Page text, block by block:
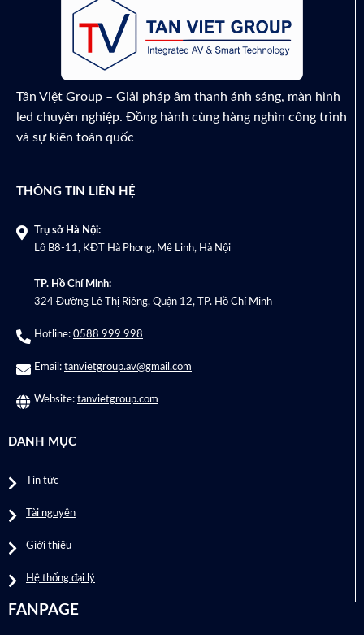
Tân Việt Group – Giải pháp âm thanh ánh sáng, màn hình
led chuyên nghiệp. Đồng hành cùng hàng nghìn công trình
và sự kiên toàn quốc
THÔNG TIN LIÊN HỆ
Trụ sở Hà Nội:
Lô B8-11, KĐT Hà Phong, Mê Linh, Hà Nội
TP. Hồ Chí Minh:
324 Đường Lê Thị Riêng, Quận 12, TP. Hồ Chí Minh
Hotline: 0588 999 998
Email: tanvietgroup.av@gmail.com
Website: tanvietgroup.com
DANH MỤC
Tin tức
Tài nguyên
Giới thiệu
Hệ thống đại lý
FANPAGE